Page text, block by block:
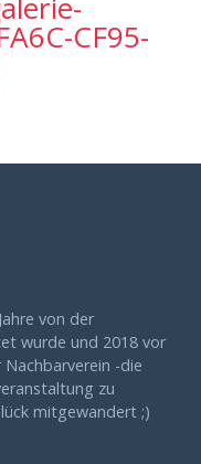
von der
wurde und 2018 vor
-die
zu
mitgewandert ;)